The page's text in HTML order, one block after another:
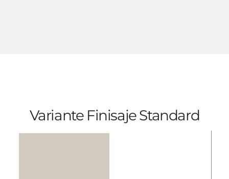
Variante Finisaje Standard